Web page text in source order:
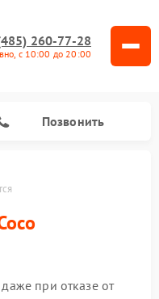
260-77-28
с 10:00 до 20:00
Позвонить
даже при отказе от